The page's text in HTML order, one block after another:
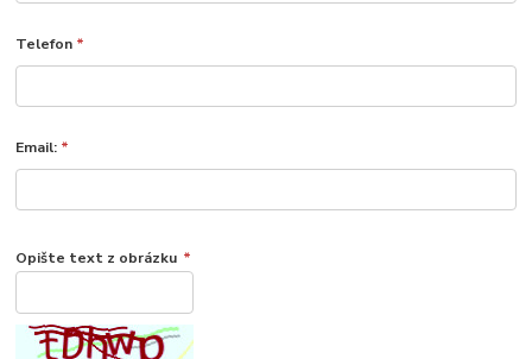
Telefon *
Email: *
Opište text z obrázku *